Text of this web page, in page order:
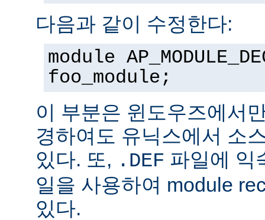
다음과 같이 수정한다:
module
foo_module;
이 부분은 윈도우즈에서
경하여도 유닉스에서 소
있다. 또, .DEF 파일에 익
일을 사용하여 module
있다.